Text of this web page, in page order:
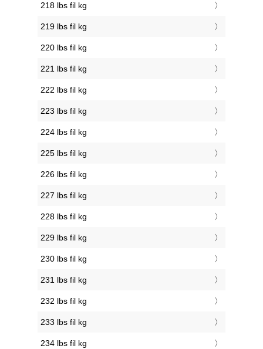
218 lbs fil kg
219 lbs fil kg
220 lbs fil kg
221 lbs fil kg
222 lbs fil kg
223 lbs fil kg
224 lbs fil kg
225 lbs fil kg
226 lbs fil kg
227 lbs fil kg
228 lbs fil kg
229 lbs fil kg
230 lbs fil kg
231 lbs fil kg
232 lbs fil kg
233 lbs fil kg
234 lbs fil kg